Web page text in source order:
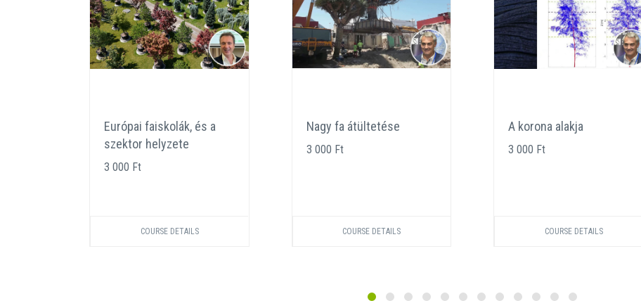
Európai faiskolák, és a
szektor helyzete
3 000 Ft
COURSE DETAILS
Nagy fa átültetése
3 000 Ft
COURSE DETAILS
A korona alakja
3 000 Ft
COURSE DETAILS